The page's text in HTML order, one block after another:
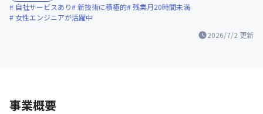
2026/7/2 更新
自社サービスあり
新技術に積極的 残業月20時間未満
女性エンジニアが活躍中
事業概要